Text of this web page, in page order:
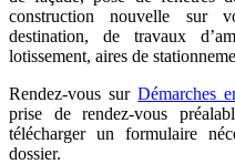
construction nouvelle sur
destination, de travaux
lotissement, aires de
Rendez-vous surDémarches
prise de rendez-vous
télécharger un formulaire
dossier.